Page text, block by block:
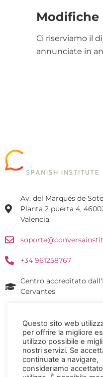
Modifiche
Ci riserviamo il
annunciate in
Av. del Marqués de
Planta 2 puerta 4,
Valencia
+34 961258767
Centro accreditato
Cervantes
Accesso per gli
Questo sito web
per offrire la migliore
utilizzo possibile e
nostri servizi. Se
continuate a navigare,
consideriamo